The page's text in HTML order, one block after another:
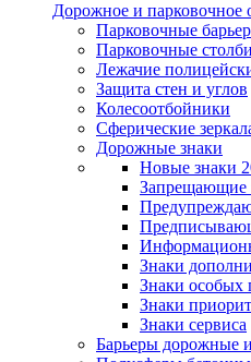
Дорожное и парковочное
Парковочные
Парковочные
Лежачие
Защита стен и углов
Колесоотбойники
Сферические
Дорожные знаки
Новые знаки
Запрещающие
Знаки
Знаки особых
Знаки
Знаки сервиса
Барьеры дорожные